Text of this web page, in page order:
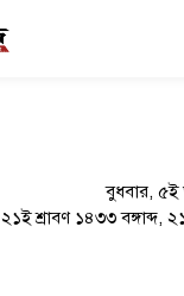
বুধবার, ৫ই
২১ই শ্রাবণ ১৪৩৩ বঙ্গাব্দ,